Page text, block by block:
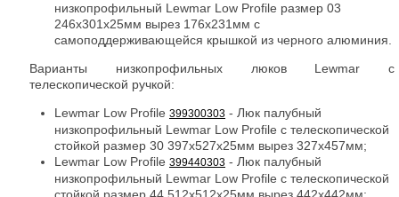
низкопрофильный Lewmar Low Profile размер 03
246x301x25мм вырез 176x231мм с
самоподдерживающейся крышкой из черного алюминия.
Варианты низкопрофильных люков Lewmar с
телескопической ручкой:
Lewmar Low Profile 399300303 - Люк палубный
низкопрофильный Lewmar Low Profile с телескопической
стойкой размер 30 397x527x25мм вырез 327x457мм;
Lewmar Low Profile 399440303 - Люк палубный
низкопрофильный Lewmar Low Profile с телескопической